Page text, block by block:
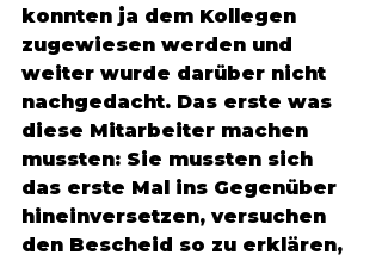
konnten ja dem Kollegen
zugewiesen werden und
weiter wurde darüber nicht
nachgedacht. Das erste was
diese Mitarbeiter machen
mussten: Sie mussten sich
das erste Mal ins Gegenüber
hineinversetzen, versuchen
den Bescheid so zu erklären,